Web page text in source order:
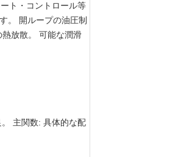
ト・コントロール等
。 開ループの油圧制
放散。 可能な潤滑
主関数: 具体的な配